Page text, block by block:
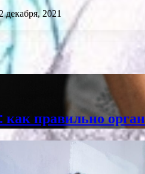
декабря, 2021
правильно